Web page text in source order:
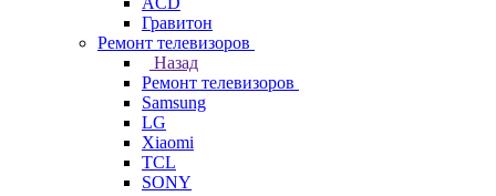
Гравитон
Ремонт телевизоров
Назад
Ремонт телевизоров
Samsung
LG
Xiaomi
TCL
SONY